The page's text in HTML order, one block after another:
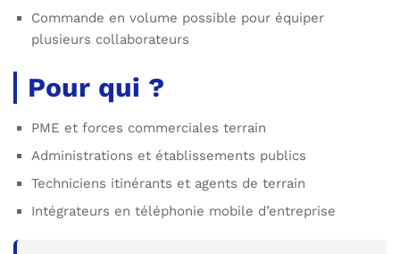
Commande en volume possible pour équiper
plusieurs collaborateurs
Pour qui ?
PME et forces commerciales terrain
Administrations et établissements publics
Techniciens itinérants et agents de terrain
Intégrateurs en téléphonie mobile d’entreprise